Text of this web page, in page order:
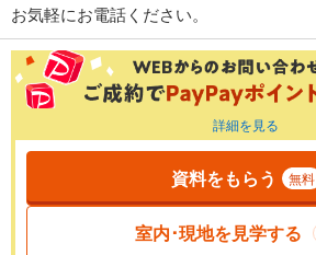
お気軽にお電話ください。
詳細を見る
資料をもらう 無料
室内･現地を見学する